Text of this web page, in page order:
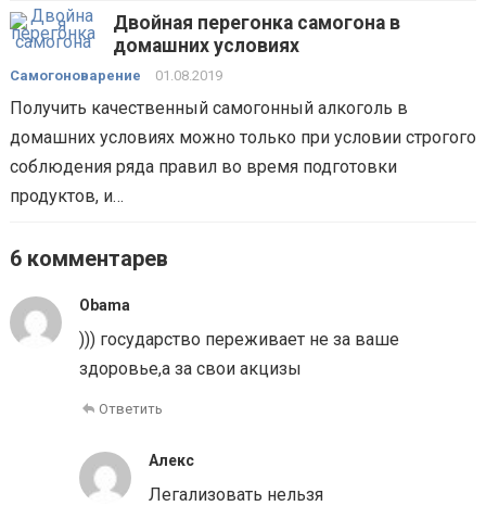
Двойная перегонка самогона в
домашних условиях
Самогоноварение 01.08.2019
Получить качественный самогонный алкоголь в
домашних условиях можно только при условии строгого
соблюдения ряда правил во время подготовки
продуктов, и…
6 комментарев
Obama
))) государство переживает не за ваше
здоровье,а за свои акцизы
Ответить
Алекс
Легализовать нельзя